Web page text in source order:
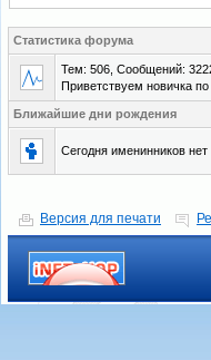
Статистика форума
Тем: 506, Сообщений:
Приветствуем новичка
Ближайшие дни рождения
Сегодня именинников нет
Версия для печати